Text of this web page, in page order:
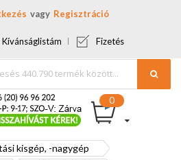
Regisztráció
Kívánságlistám Fizetés
kisgép, -nagygép